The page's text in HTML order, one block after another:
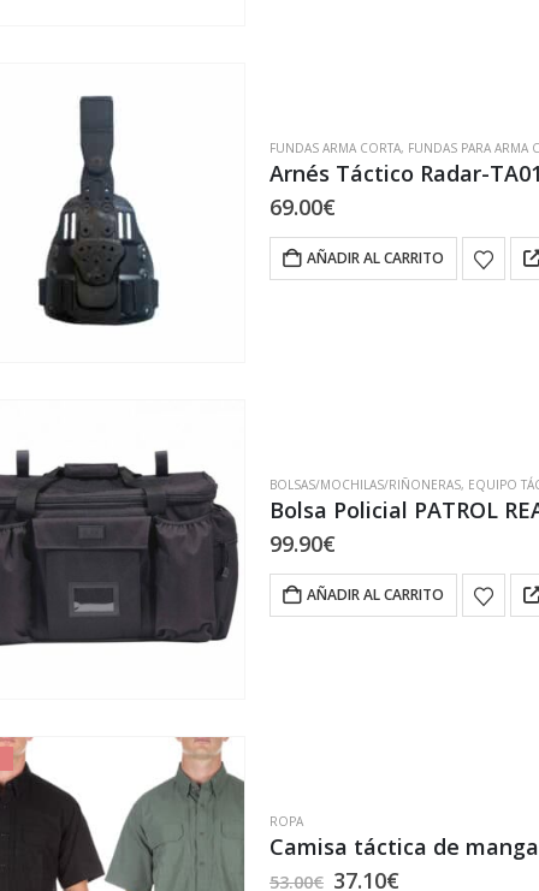
FUNDAS ARMA CORTA, FUNDAS PARA ARMA
Arnés Táctico Radar-TA01
69.00€
AÑADIR AL CARRITO
BOLSAS/MOCHILAS/RIÑONERAS, EQUIPO
Bolsa Policial PATROL
99.90€
AÑADIR AL CARRITO
ROPA
Camisa táctica de
53.00€ El
37.10€El